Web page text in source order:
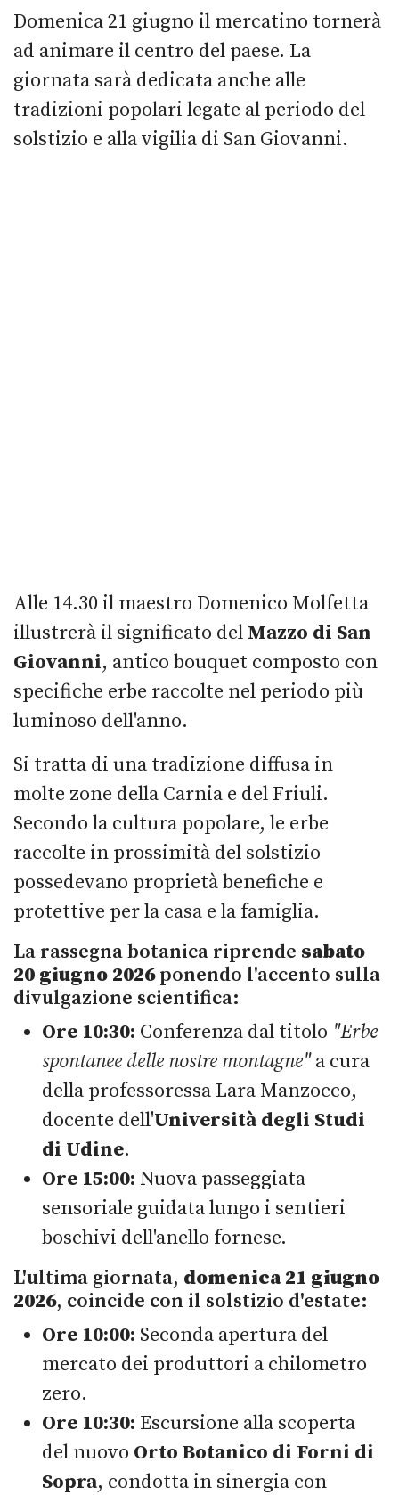
Domenica 21 giugno il mercatino tornerà
ad animare il centro del paese. La
giornata sarà dedicata anche alle
tradizioni popolari legate al periodo del
solstizio e alla vigilia di San Giovanni.
Alle 14.30 il maestro Domenico Molfetta
illustrerà il significato del Mazzo di San
Giovanni, antico bouquet composto con
specifiche erbe raccolte nel periodo più
luminoso dell'anno.
Si tratta di una tradizione diffusa in
molte zone della Carnia e del Friuli.
Secondo la cultura popolare, le erbe
raccolte in prossimità del solstizio
possedevano proprietà benefiche e
protettive per la casa e la famiglia.
La rassegna botanica riprende sabato
20 giugno 2026ponendo l'accento sulla
divulgazione scientifica:
Ore 10:30: Conferenza dal titolo "Erbe
spontanee delle nostre montagne"a cura
della professoressa Lara Manzocco,
docente dell'Università degli Studi
di Udine.
Ore 15:00: Nuova passeggiata
sensoriale guidata lungo i sentieri
boschivi dell'anello fornese.
L'ultima giornata, domenica 21 giugno
2026, coincide con il solstizio d'estate:
Ore 10:00: Seconda apertura del
mercato dei produttori a chilometro
zero.
Ore 10:30: Escursione alla scoperta
del nuovo Orto Botanico di Forni di
Sopra, condotta in sinergia con